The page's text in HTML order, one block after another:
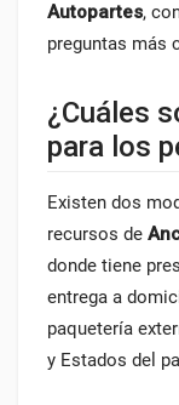
Autopartes,
preguntas más
¿Cuáles
para los
Existen dos
recursos de
donde tiene
entrega a
paquetería
y Estados del